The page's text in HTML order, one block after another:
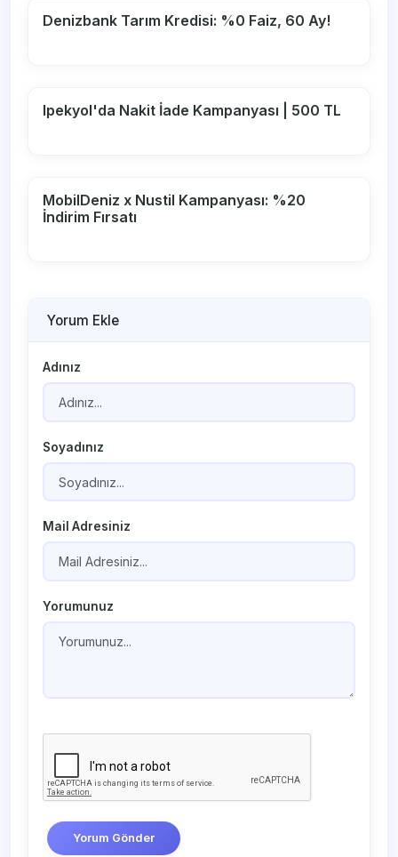
Denizbank Tarım Kredisi: %0 Faiz, 60 Ay!
Ipekyol'da Nakit İade Kampanyası | 500 TL
MobilDeniz x Nustil Kampanyası: %20
İndirim Fırsatı
Yorum Ekle
Adınız
Soyadınız
Mail Adresiniz
Yorumunuz
Yorum Gönder